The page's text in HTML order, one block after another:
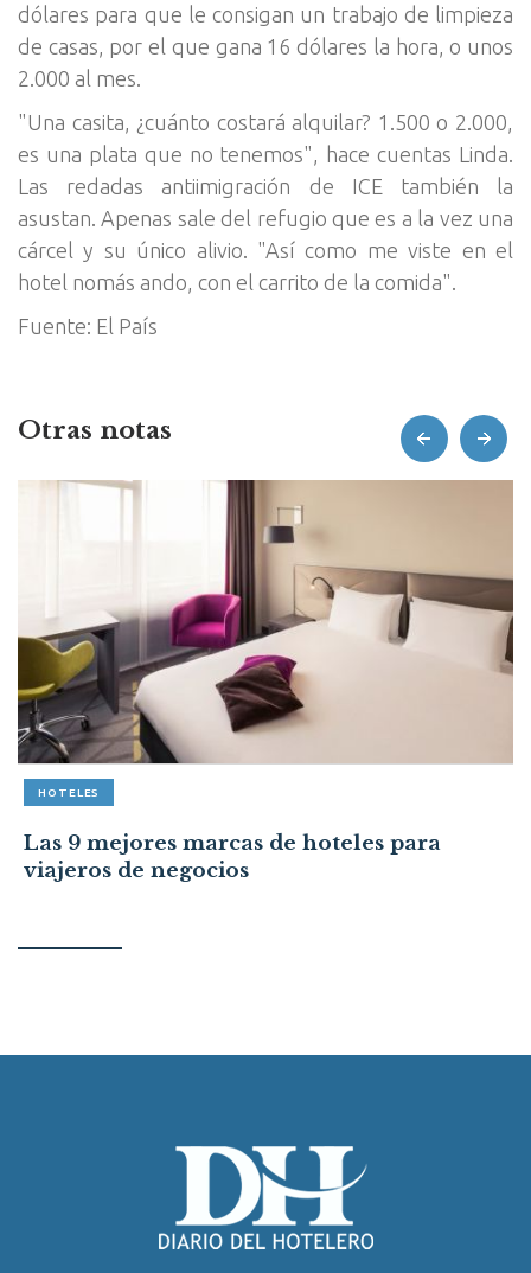
dólares para que le consigan un trabajo de limpieza
de casas, por el que gana 16 dólares la hora, o unos
2.000 al mes.
"Una casita, ¿cuánto costará alquilar? 1.500 o 2.000,
es una plata que no tenemos", hace cuentas Linda.
Las redadas antiimigración de ICE también la
asustan. Apenas sale del refugio que es a la vez una
cárcel y su único alivio. "Así como me viste en el
hotel nomás ando, con el carrito de la comida".
Fuente: El País
Otras notas
HOTELES
Las 9 mejores marcas de hoteles para
viajeros de negocios
prev next